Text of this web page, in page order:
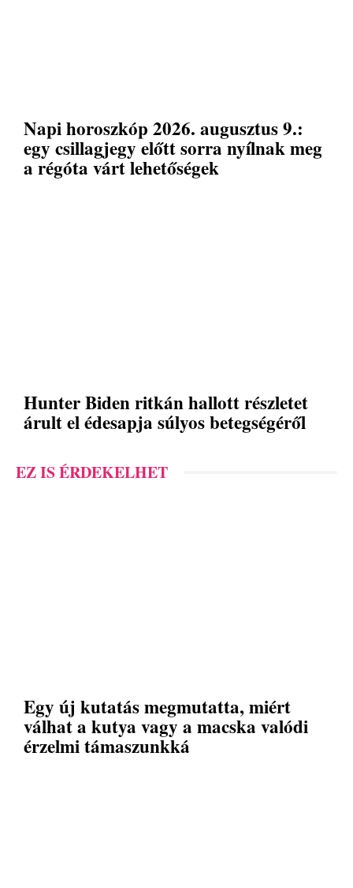
Napi horoszkóp 2026. augusztus 9.:
egy csillagjegy előtt sorra nyílnak meg
a régóta várt lehetőségek
Hunter Biden ritkán hallott részletet
árult el édesapja súlyos betegségéről
EZ IS ÉRDEKELHET
Egy új kutatás megmutatta, miért
válhat a kutya vagy a macska valódi
érzelmi támaszunkká